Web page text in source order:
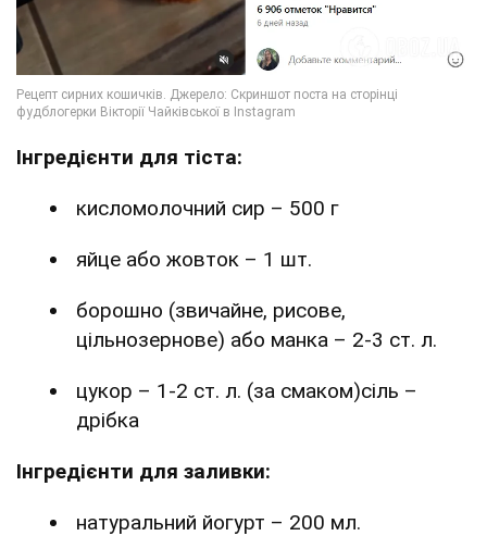
Інгредієнти для тіста:
кисломолочний сир – 500 г
яйце або жовток – 1 шт.
борошно (звичайне, рисове,
цільнозернове) або манка – 2-3 ст. л.
цукор – 1-2 ст. л. (за смаком)сіль –
дрібка
Інгредієнти для заливки:
натуральний йогурт – 200 мл.